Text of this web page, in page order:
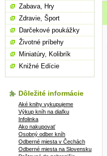
Zabava, Hry
Zdravie, Šport
Darčekové poukážky
Životné príbehy
Miniatúry, Kolibrík
Knižné Edície
Dôležité informácie
Aké knihy vykupujeme
Výkup kníh na diaľku
Infolinka
Ako nakupovať
Osobný odber kníh
Odberné miesta v Čechách
Odberné miesta na Slovensku